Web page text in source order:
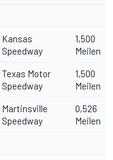
Kansas
Speedway
1,500
Meilen
Texas Motor
Speedway
1,500
Meilen
Martinsville
Speedway
0,526
Meilen